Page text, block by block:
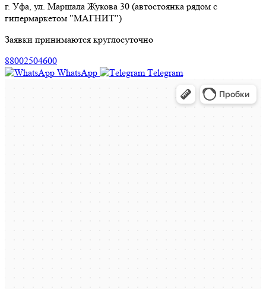
г. Уфа, ул. Маршала Жукова 30 (автостоянка рядом с
гипермаркетом "МАГНИТ")
Заявки принимаются круглосуточно
88002504600
WhatsApp
Тelegram